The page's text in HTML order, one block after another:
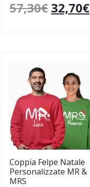
57,30€ 32,70€
Coppia Felpe Natale
Personalizzate MR &
MRS